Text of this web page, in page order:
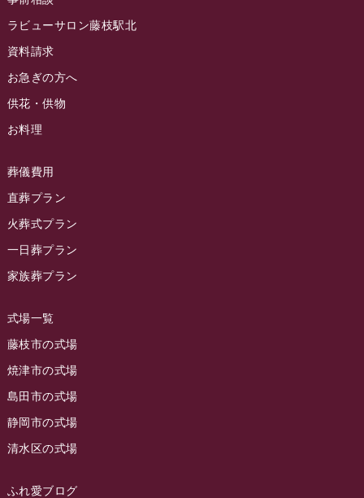
2024年5月
2024年4月
2024年3月
2024年2月
2023年12月
2023年11月
2023年10月
2023年9月
2023年7月
2023年6月
2023年5月
2023年4月
2023年3月
2023年2月
ラビュー静岡沓谷イベント情報
ラビュー藤枝駅北イベント情報
ラビュー静岡籠上イベント情報
ラビュー金谷イベント情報
お葬式の豆知識
お客様の声
ラビュー静岡下島
ラビュー東静岡
ラビューリビング静岡沓谷
ラビュー藤枝
ラビュー藤枝茶町
ラビュー島田稲荷
ラビュー焼津石津
ラビュー藤枝駅北
ラビュー清水飯田
ラビュー西焼津
ラビュー島田六合
ラビュー金谷
ラビューサロン藤枝駅北
資料請求
お急ぎの方へ
供花・供物
お料理
葬儀費用
直葬プラン
火葬式プラン
一日葬プラン
家族葬プラン
式場一覧
藤枝市の式場
焼津市の式場
島田市の式場
静岡市の式場
清水区の式場
ふれ愛ブログ